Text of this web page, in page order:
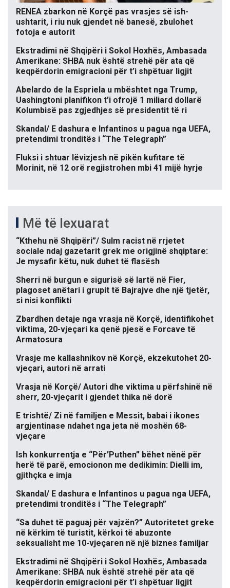
RENEA zbarkon në Korçë pas vrasjes së ish-
ushtarit, i riu nuk gjendet në banesë, zbulohet
fotoja e autorit
Ekstradimi në Shqipëri i Sokol Hoxhës, Ambasada
Amerikane: SHBA nuk është strehë për ata që
keqpërdorin emigracioni për t’i shpëtuar ligjit
Abelardo de la Espriela u mbështet nga Trump,
Uashingtoni planifikon t’i ofrojë 1 miliard dollarë
Kolumbisë pas zgjedhjes së presidentit të ri
Skandal/ E dashura e Infantinos u pagua nga UEFA,
pretendimi tronditës i “The Telegraph”
Fluksi i shtuar lëvizjesh në pikën kufitare të
Morinit, në 12 orë regjistrohen mbi 41 mijë hyrje
Më të lexuarat
“Kthehu në Shqipëri”/ Sulm racist në rrjetet
sociale ndaj gazetarit grek me origjinë shqiptare:
Je mysafir këtu, nuk duhet të flasësh
Sherri në burgun e sigurisë së lartë në Fier,
plagoset anëtari i grupit të Bajrajve dhe një tjetër,
si nisi konflikti
Zbardhen detaje nga vrasja në Korçë, identifikohet
viktima, 20-vjeçari ka qenë pjesë e Forcave të
Armatosura
Vrasje me kallashnikov në Korçë, ekzekutohet 20-
vjeçari, autori në arrati
Vrasja në Korçë/ Autori dhe viktima u përfshinë në
sherr, 20-vjeçarit i gjendet thika në dorë
E trishtë/ Zi në familjen e Messit, babai i ikones
argjentinase ndahet nga jeta në moshën 68-
vjeçare
Ish konkurrentja e “Për’Puthen” bëhet nënë për
herë të parë, emocionon me dedikimin: Dielli im,
gjithçka e imja
Skandal/ E dashura e Infantinos u pagua nga UEFA,
pretendimi tronditës i “The Telegraph”
“Sa duhet të paguaj për vajzën?” Autoritetet greke
në kërkim të turistit, kërkoi të abuzonte
seksualisht me 10-vjeçaren në një biznes familjar
Ekstradimi në Shqipëri i Sokol Hoxhës, Ambasada
Amerikane: SHBA nuk është strehë për ata që
keqpërdorin emigracioni për t’i shpëtuar ligjit